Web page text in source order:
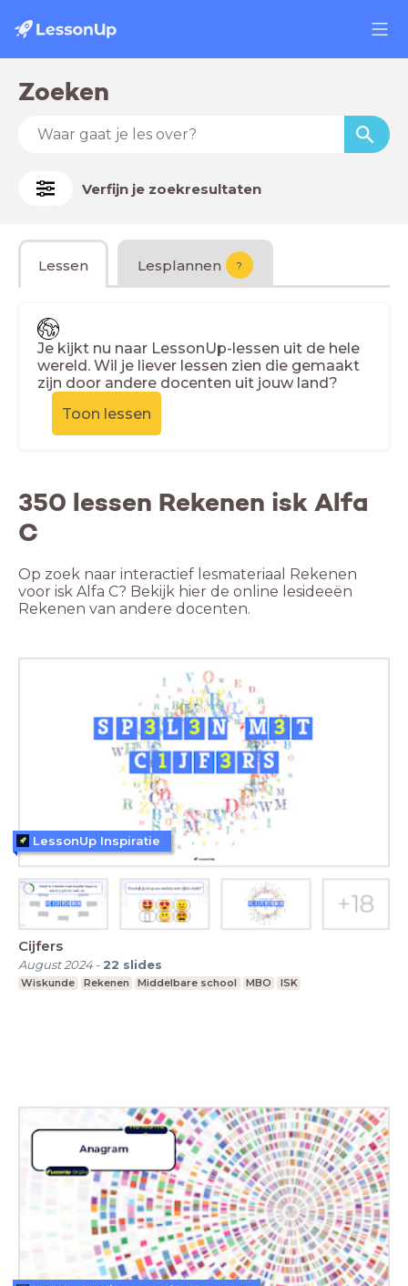
Zoeken
Verfijn je zoekresultaten
Lessen Lesplannen ?
Je kijkt nu naar LessonUp-lessen uit de hele
wereld. Wil je liever lessen zien die gemaakt
zijn door andere docenten uit jouw land?
Toon lessen
350 lessen Rekenen isk Alfa
C
Op zoek naar interactief lesmateriaal Rekenen
voor isk Alfa C? Bekijk hier de online lesideeën
Rekenen van andere docenten.
Cijfers
August 2024- 22 slides
Wiskunde Rekenen Middelbare school MBO ISK
LessonUp Inspiratie